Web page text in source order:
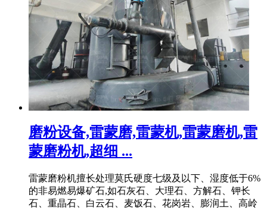
磨粉设备,雷蒙磨,雷蒙机,雷蒙磨机,雷
蒙磨粉机,超细 ...
雷蒙磨粉机擅长处理莫氏硬度七级及以下、湿度低于6%
的非易燃易爆矿石,如石灰石、大理石、方解石、钾长
石、重晶石、白云石、麦饭石、花岗岩、膨润土、高岭